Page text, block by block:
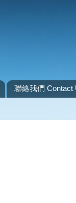
聯絡我們 Contact